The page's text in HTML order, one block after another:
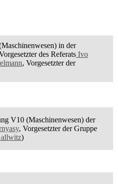
in der
des Referats Ivo
, Vorgesetzter der
V10 (Maschinenwesen) der
, Vorgesetzter der Gruppe
)